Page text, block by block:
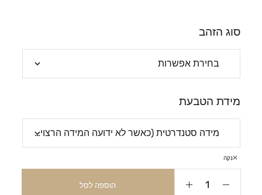
סוג הזהב
מידת הטבעת
נקה
הוספה לסל